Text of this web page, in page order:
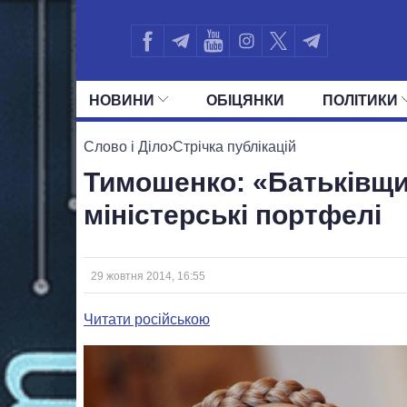
НОВИНИ ОБIЦЯНКИ ПОЛIТИКИ
УСІ ПОЛІТИКИ
Слово і Діло›Стрічка публікацій
Тимошенко:
міністерські портфелі
29 жовтня 2014, 16:55
Читати російською